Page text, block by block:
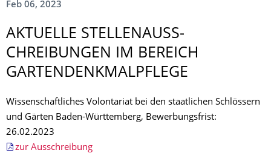
Feb 06, 2023
AKTUELLE STELLENAUSS­
CHREIBUNGEN IM BEREICH
GARTENDENKMALP­FLEGE
Wissenschaftliches Volontariat bei den staatlichen Schlössern
und Gärten Baden-Württemberg, Bewerbungsfrist:
26.02.2023
zur Ausschreibung